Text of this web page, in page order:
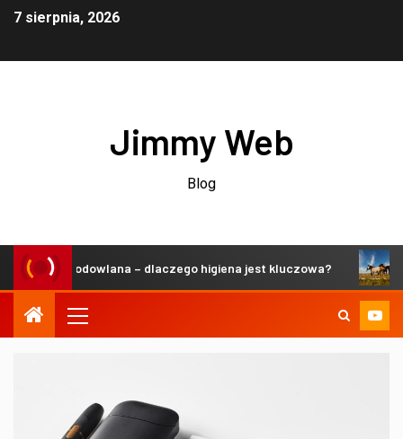
7 sierpnia, 2026
Jimmy Web
Blog
hodowlana – dlaczego higiena jest kluczowa?